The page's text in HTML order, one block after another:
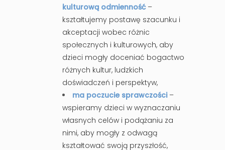
kulturową odmienność –
kształtujemy postawę szacunku i
akceptacji wobec różnic
społecznych i kulturowych, aby
dzieci mogły doceniać bogactwo
różnych kultur, ludzkich
doświadczeń i perspektyw,
ma poczucie sprawczości –
wspieramy dzieci w wyznaczaniu
własnych celów i podążaniu za
nimi, aby mogły z odwagą
kształtować swoją przyszłość,